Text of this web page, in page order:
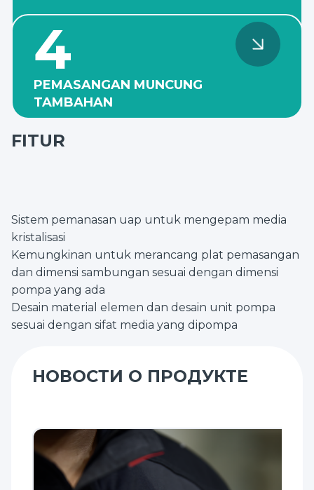
hingga 3 meter.
4
PEMASANGAN MUNCUNG
TAMBAHAN
Kemungkinan untuk
memasang pipa tambahan
FITUR
Sistem pemanasan uap untuk mengepam media
kristalisasi
Kemungkinan untuk merancang plat pemasangan
dan dimensi sambungan sesuai dengan dimensi
pompa yang ada
Desain material elemen dan desain unit pompa
sesuai dengan sifat media yang dipompa
НОВОСТИ О ПРОДУКТЕ